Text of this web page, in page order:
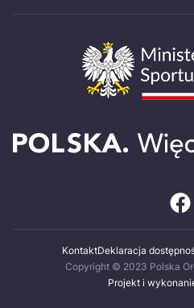
KontaktDeklaracja
Copyright © 2023 Polska
Projekt i